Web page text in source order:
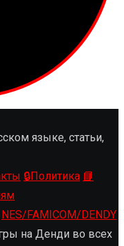
языке, статьи,
🔒Политика 📘
NES/FAMICOM/DENDY
на Денди во всех